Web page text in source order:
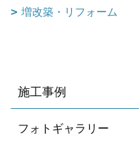
増改築・リフォーム
施工事例
フォトギャラリー